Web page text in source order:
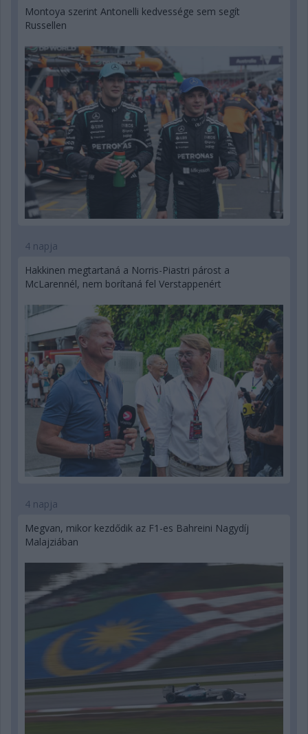
Montoya szerint Antonelli kedvessége sem segít
Russellen
4 napja
Hakkinen megtartaná a Norris-Piastri párost a
McLarennél, nem borítaná fel Verstappenért
4 napja
Megvan, mikor kezdődik az F1-es Bahreini Nagydíj
Malajziában